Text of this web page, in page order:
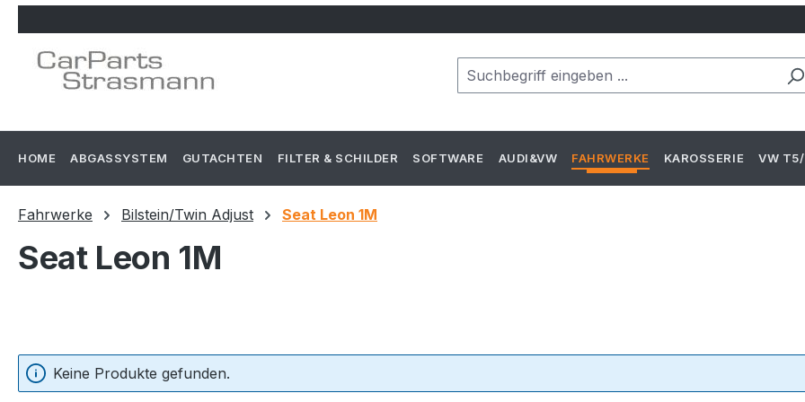
HOME ABGASSYSTEM GUTACHTEN FILTER & SCHILDER SOFTWARE AUDI&VW FAHRWERKE KAROSSERIE VW
Fahrwerke Bilstein/Twin Adjust Seat Leon 1M
Seat Leon 1M
Keine Produkte gefunden.